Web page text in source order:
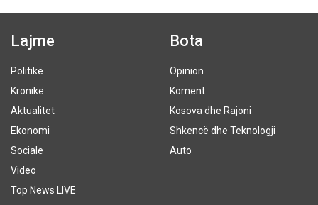
Lajme
Politikë
Kronikë
Aktualitet
Ekonomi
Sociale
Video
Top News LIVE
Bota
Opinion
Koment
Kosova dhe Rajoni
Shkencë dhe Teknologji
Auto